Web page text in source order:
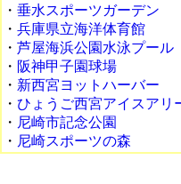
・ 垂水スポーツガーデン
・ 兵庫県立海洋体育館
・ 芦屋海浜公園水泳プール
・ 阪神甲子園球場
・ 新西宮ヨットハーバー
・ ひょうご西宮アイスアリ
・ 尼崎市記念公園
・ 尼崎スポーツの森